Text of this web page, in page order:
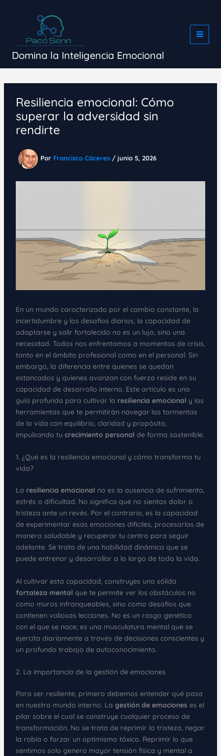
Domina la Inteligencia Emocional
Resiliencia emocional: Cómo
superar la adversidad sin
rendirte
Por Francisco Cáceres / junio 5, 2026
En un mundo caracterizado por el cambio constante, la
incertidumbre y los desafíos diarios, la capacidad de
adaptarse y salir fortalecido no es un lujo, sino una
necesidad. Todos nos enfrentamos a momentos de crisis,
tanto en el ámbito profesional como en el personal. Sin
embargo, la diferencia entre quienes se quedan
estancados y quienes avanzan con fuerza reside en su
capacidad de desarrollo interno. Este artículo es una
guía profunda para cultivar la resiliencia emocional y las
herramientas que te permitirán navegar las tormentas
de la vida con equilibrio, claridad y propósito,
impulsando tu crecimiento personal de forma sostenible.
1. ¿Qué es la resiliencia emocional y cómo transforma tu
vida?
La resiliencia emocional no es la ausencia de sufrimiento,
estrés o dificultad. No significa que no sientas dolor o
tristeza ante un revés. Por el contrario, es la capacidad
de experimentar esas emociones difíciles, procesarlas de
manera saludable y recuperar tu centro para seguir
adelante. Se trata de una habilidad dinámica que se
puede entrenar y desarrollar a lo largo de toda la vida.
Al cultivar esta capacidad, construyes una sólida
fortaleza mental que te permite ver los obstáculos no
como muros infranqueables, sino como desafíos que
contienen valiosas lecciones. No es un rasgo genético
con el que se nace; es una musculatura mental que se
ejercita diariamente a través de decisiones conscientes y
un profundo trabajo de autoconocimiento.
2. La importancia de la gestión de emociones
Para ser resiliente, primero debemos entender qué pasa
en nuestro mundo interno. La gestión de emociones es el
pilar sobre el cual se construye cualquier proceso de
transformación. No se trata de reprimir la tristeza, negar
la rabia o forzar un optimismo tóxico. Reprimir lo que
sentimos solo genera mayor tensión física y mental a